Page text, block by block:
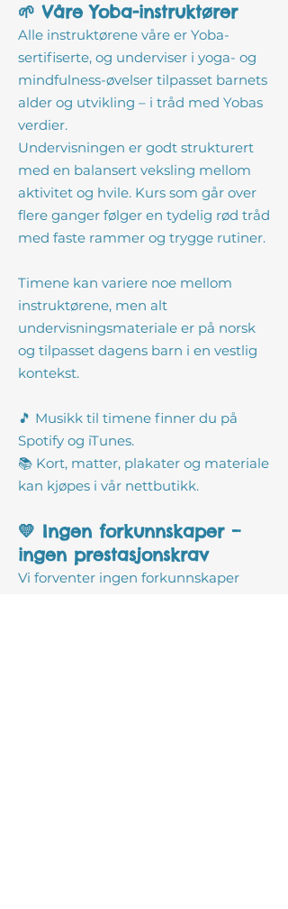
🌱 Våre Yoba-instruktører
Alle instruktørene våre er Yoba-
sertifiserte, og underviser i yoga- og
mindfulness-øvelser tilpasset barnets
alder og utvikling – i tråd med Yobas
verdier.
Undervisningen er godt strukturert
med en balansert veksling mellom
aktivitet og hvile. Kurs som går over
flere ganger følger en tydelig rød tråd
med faste rammer og trygge rutiner.
Timene kan variere noe mellom
instruktørene, men alt
undervisningsmateriale er på norsk
og tilpasset dagens barn i en vestlig
kontekst.
🎵 Musikk til timene finner du på
Spotify og iTunes.
📚 Kort, matter, plakater og materiale
kan kjøpes i vår nettbutikk.
💛 Ingen forkunnskaper –
ingen prestasjonskrav
Vi forventer ingen forkunnskaper